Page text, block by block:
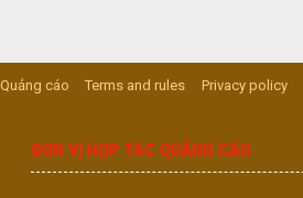
Quảng cáo Terms and rules Privacy policy
ĐƠN VỊ HỢP TÁC QUẢNG CÁO